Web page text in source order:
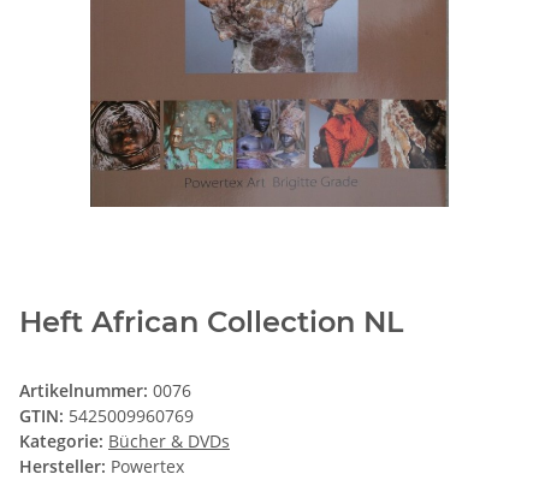
Heft African Collection NL
Artikelnummer: 0076
GTIN: 5425009960769
Kategorie: Bücher & DVDs
Hersteller: Powertex